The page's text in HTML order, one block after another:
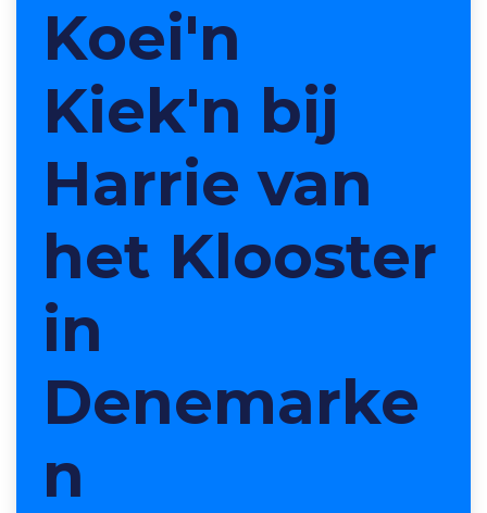
Koei'n
Kiek'n bij
Harrie van
het Klooster
in
Denemarke
n